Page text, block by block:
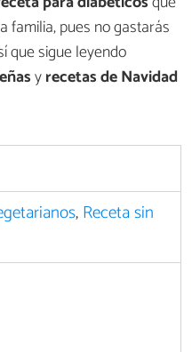
familia, pues no gastarás
que sigue leyendo
yrecetas de Navidad
,Receta sin